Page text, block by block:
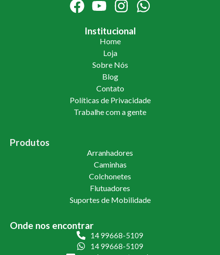
Institucional
Home
Loja
Sobre Nós
Blog
Contato
Políticas de Privacidade
Trabalhe com a gente
Produtos
Arranhadores
Caminhas
Colchonetes
Flutuadores
Suportes de Mobilidade
Onde nos encontrar
14 99668-5109
14 99668-5109